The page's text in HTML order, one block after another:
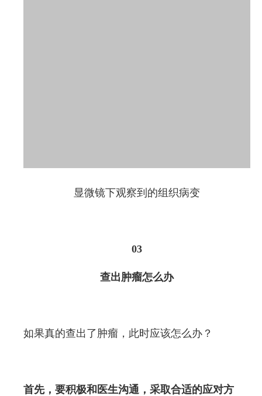
显微镜下观察到的组织病变
03
查出肿瘤怎么办
如果真的查出了肿瘤，此时应该怎么办？
首先，要积极和医生沟通，采取合适的应对方